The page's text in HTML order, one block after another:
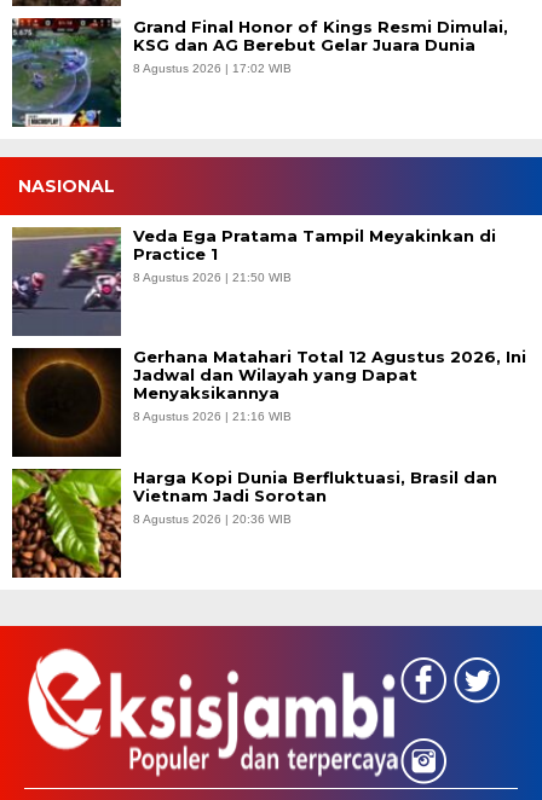
Grand Final Honor of Kings Resmi Dimulai,
KSG dan AG Berebut Gelar Juara Dunia
8 Agustus 2026 | 17:02 WIB
NASIONAL
Veda Ega Pratama Tampil Meyakinkan di
Practice 1
8 Agustus 2026 | 21:50 WIB
Gerhana Matahari Total 12 Agustus 2026, Ini
Jadwal dan Wilayah yang Dapat
Menyaksikannya
8 Agustus 2026 | 21:16 WIB
Harga Kopi Dunia Berfluktuasi, Brasil dan
Vietnam Jadi Sorotan
8 Agustus 2026 | 20:36 WIB